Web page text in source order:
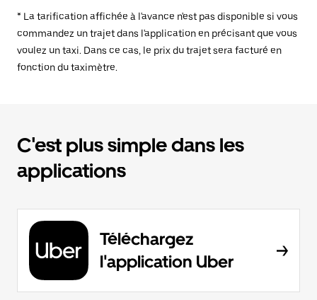
* La tarification affichée à l'avance n'est pas disponible si vous
commandez un trajet dans l'application en précisant que vous
voulez un taxi. Dans ce cas, le prix du trajet sera facturé en
fonction du taximètre.
C'est plus simple dans les
applications
Téléchargez
l'application Uber